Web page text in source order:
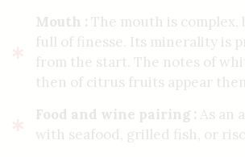
Mouth : The mouth is complex,
full of finesse. Its minerality is
from the start. The notes of
then of citrus fruits appear then
Food and wine pairing : As an
with seafood, grilled fish, or